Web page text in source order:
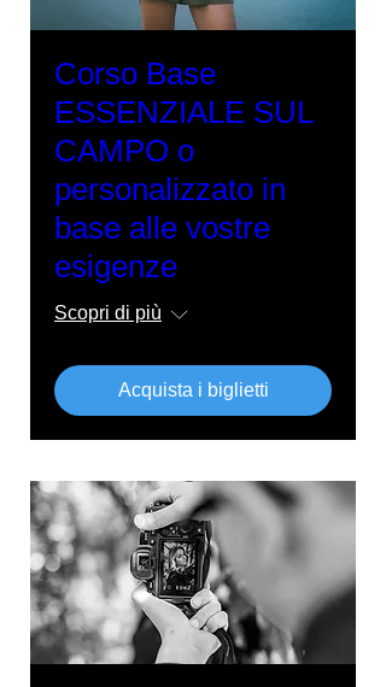
Corso Base
ESSENZIALE SUL
CAMPO o
personalizzato in
base alle vostre
esigenze
Scopri di più
Acquista i biglietti